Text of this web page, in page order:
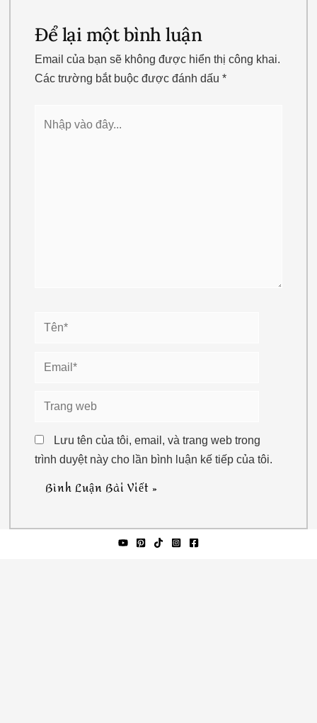
Để lại một bình luận
Email của bạn sẽ không được hiển thị công khai.
Các trường bắt buộc được đánh dấu*
Tên*
Email*
Trang
Lưu tên của tôi, email, và trang web trong
trình duyệt này cho lần bình luận kế tiếp của tôi.